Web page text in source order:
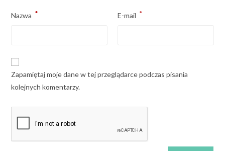
Nazwa * E-mail *
Zapamiętaj moje dane w tej przeglądarce podczas pisania
kolejnych komentarzy.